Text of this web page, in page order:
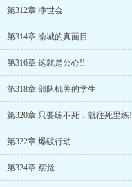
第312章 净世会
第314章 渝城的真面目
第316章 这就是公心!!
第318章 部队机关的学生
第320章 只要练不死，就往死里练!
第322章 爆破行动
第324章 察觉